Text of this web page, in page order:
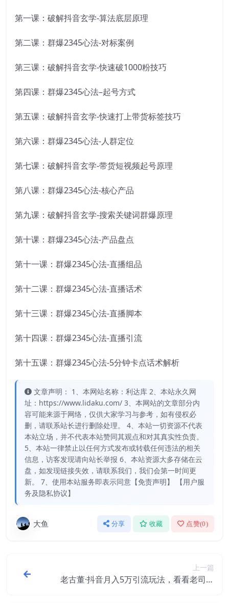
第一课：破解抖音玄学-算法底层原理
第二课：群爆2345心法-对标案例
第三课：破解抖音玄学-快速破1000粉技巧
第四课：群爆2345心法–起号方式
第五课：破解抖音玄学-快速打上带货标签技巧
第六课：群爆2345心法-人群定位
第七课：破解抖音玄学-带货短视频起号原理
第八课：群爆2345心法-核心产品
第九课：破解抖音玄学-搜索关键词群爆原理
第十课：群爆2345心法-产品盘点
第十一课：群爆2345心法-直播组品
第十二课：群爆2345心法-直播话术
第十三课：群爆2345心法-直播脚本
第十四课：群爆2345心法-直播引流
第十五课：群爆2345心法-5分钟卡点话术解析
文章声明： 1、本网站名称：利达库 2、本站永久网
址：https://www.lidaku.com/ 3、本网站的文章部分内
容可能来源于网络，仅供大家学习与参考，如有侵权必
删，请联系站长进行删除处理。 4、本站一切资源不代表
本站立场，并不代表本站赞同其观点和对其真实性负责。
5、本站一律禁止以任何方式发布或转载任何违法的相关
信息，访客发现请向站长举报 6、本站资源大多存储在云
盘，如发现链接失效，请联系我们，我们会第一时间更
新。 7、使用本站服务即表示同意【免责声明】 【用户服
务及隐私协议】
大鱼 分享 收藏 点赞(0)
上一篇
老古董·抖音月入5万引流玩法，看看老司机